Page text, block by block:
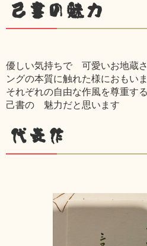
己書の魅力
優しい気持ちで 可愛いお地蔵
ングの本質に触れた様におもい
それぞれの自由な作風を尊重す
己書の 魅力だと思います
代表作